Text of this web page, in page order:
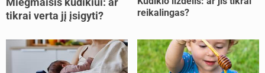
tikrai verta jį įsigyti?
reikalingas?